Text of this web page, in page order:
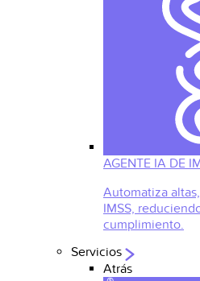
AGENTE IA DE
Automatiza
IMSS,
cumplimiento.
Servicios
Atrás